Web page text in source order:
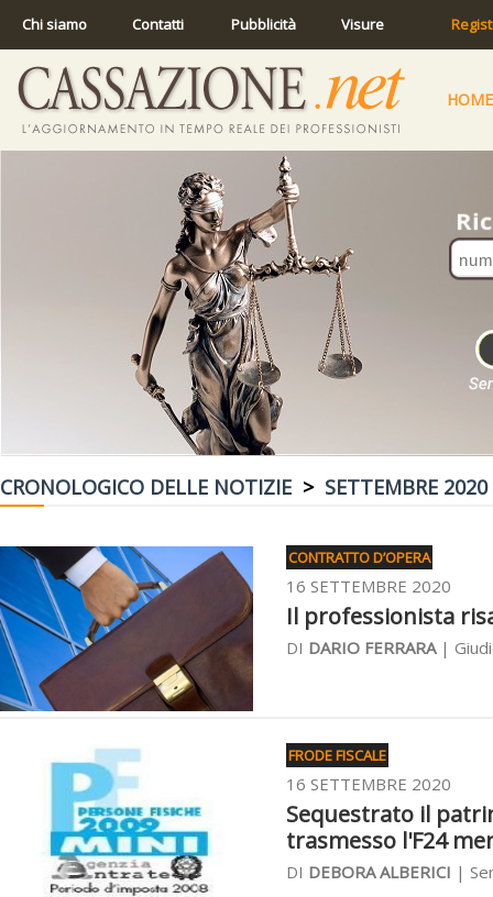
Chi siamo Contatti Pubblicità Visure
HOME
CRONOLOGICO DELLE NOTIZIE > SETTEMBRE 2020
CONTRATTO D’OPERA
16 SETTEMBRE 2020
Il professionista
DI DARIO FERRARA|
FRODE FISCALE
16 SETTEMBRE 2020
Sequestrato il
trasmesso l'F24
DI DEBORA ALBERICI |